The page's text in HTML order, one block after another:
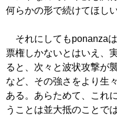
何らかの形で続けてほし
それにしてもponanza
票権しかないとはいえ、
ると、次々と波状攻撃が
など、その強さをより生
ある。あらためて、これ
うことは並大抵のことで